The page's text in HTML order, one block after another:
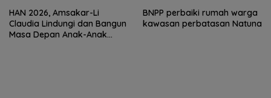
HAN 2026, Amsakar-Li
Claudia Lindungi dan Bangun
Masa Depan Anak-Anak
BNPP perbaiki rumah warga
kawasan perbatasan Natuna